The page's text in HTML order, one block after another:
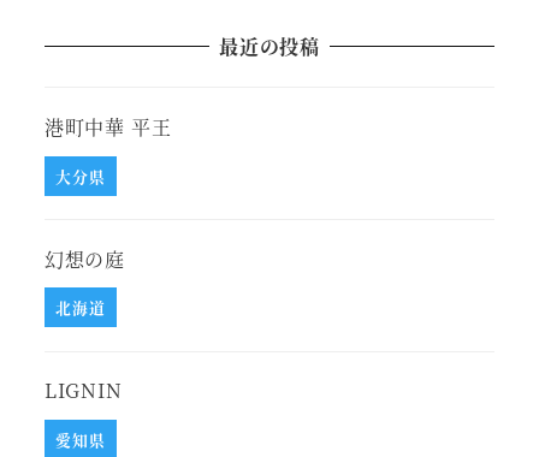
最近の投稿
港町中華 平王
大分県
幻想の庭
北海道
LIGNIN
愛知県